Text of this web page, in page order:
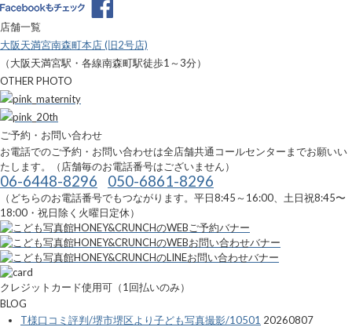
店舗一覧
大阪天満宮南森町本店 (旧2号店)
（大阪天満宮駅・各線南森町駅徒歩1～3分）
OTHER PHOTO
ご予約・お問い合わせ
お電話でのご予約・お問い合わせは全店舗共通コールセンターまでお願いい
たします。（店舗毎のお電話番号はございません）
06-6448-8296 050-6861-8296
（どちらのお電話番号でもつながります。平日8:45～16:00、土日祝8:45〜
18:00・祝日除く火曜日定休）
クレジットカード使用可（1回払いのみ）
BLOG
T様口コミ評判/堺市堺区より子ども写真撮影/10501 20260807